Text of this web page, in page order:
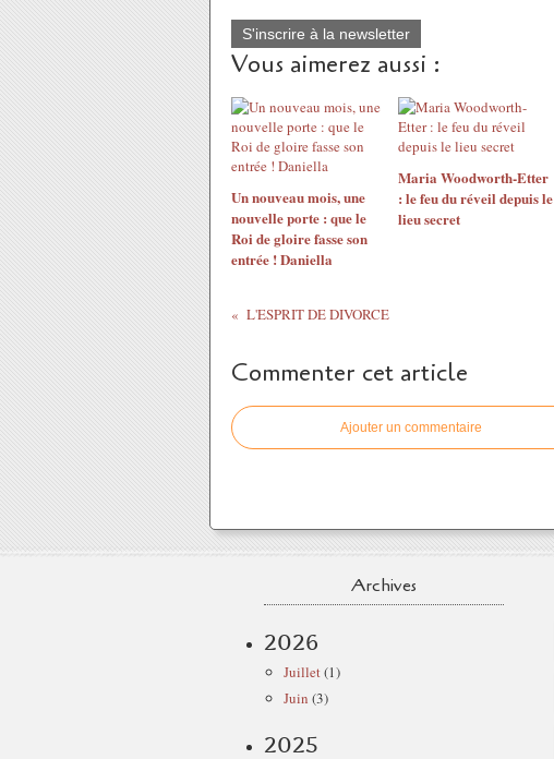
S'inscrire à la newsletter
Vous aimerez aussi :
Un nouveau mois, une
nouvelle porte : que le
Roi de gloire fasse son
entrée ! Daniella
Maria Woodworth-Etter
: le feu du réveil depuis le
lieu secret
L'ESPRIT DE DIVORCE
Commenter cet article
Ajouter un commentaire
Archives
2026
Juillet(1)
Juin (3)
2025